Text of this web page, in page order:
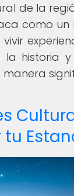
de la
como
la historia
tu